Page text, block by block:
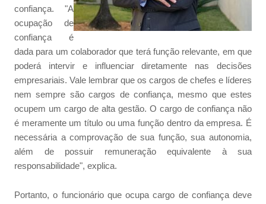
confiança. "A
ocupação de
confiança é
dada para um colaborador que terá função relevante, em que
poderá intervir e influenciar diretamente nas decisões
empresariais. Vale lembrar que os cargos de chefes e líderes
nem sempre são cargos de confiança, mesmo que estes
ocupem um cargo de alta gestão. O cargo de confiança não
é meramente um título ou uma função dentro da empresa. É
necessária a comprovação de sua função, sua autonomia,
além de possuir remuneração equivalente à sua
responsabilidade", explica.
Portanto, o funcionário que ocupa cargo de confiança deve